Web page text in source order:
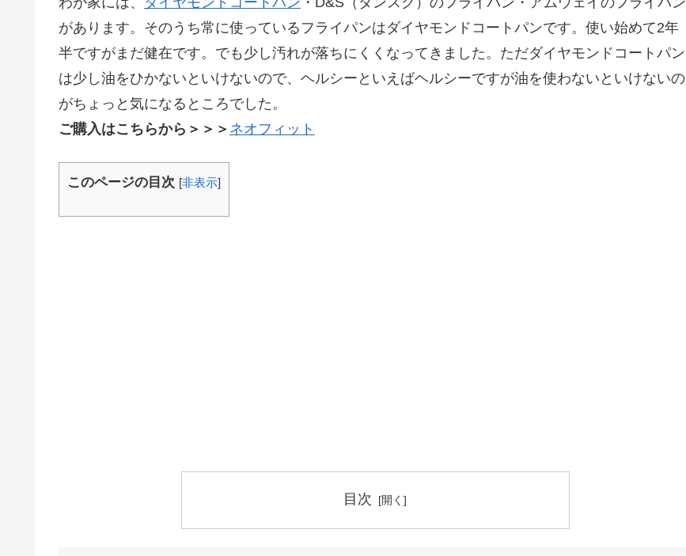
があります。そのうち常に使っているフライパンはダイヤモンドコートパンです。使い始めて2年
半ですがまだ健在です。でも少し汚れが落ちにくくなってきました。ただダイヤモンドコートパン
は少し油をひかないといけないので、ヘルシーといえばヘルシーですが油を使わないといけないの
がちょっと気になるところでした。
ご購入はこちらから＞＞＞ ネオフィット
このページの目次 [非表示]
目次